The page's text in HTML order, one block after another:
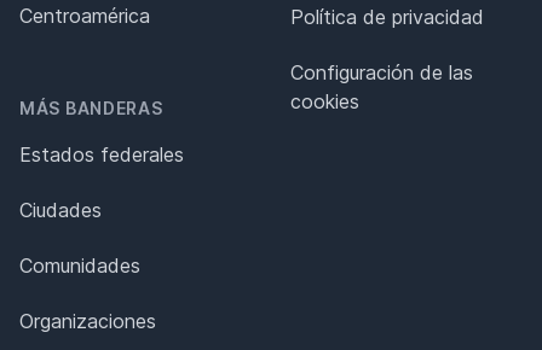
Centroamérica
MÁS BANDERAS
Estados federales
Ciudades
Comunidades
Organizaciones
Política de privacidad
Configuración de las
cookies